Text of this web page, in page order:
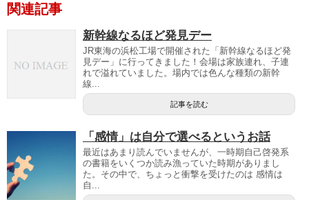
関連記事
新幹線なるほど発見デー
JR東海の浜松工場で開催された「新幹線なるほど発
見デー」に行ってきました！会場は家族連れ、子連
れで溢れていました。場内では色んな種類の新幹
線...
記事を読む
「感情」は自分で選べるというお話
最近はあまり読んでいませんが、一時期自己啓発系
の書籍をいくつか読み漁っていた時期がありまし
た。その中で、ちょっと衝撃を受けたのは 感情は
自...